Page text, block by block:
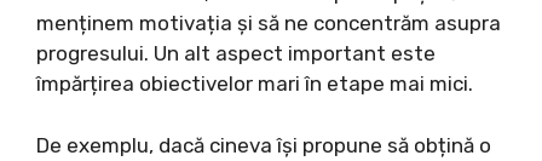
menținem motivația și să ne concentrăm asupra
progresului. Un alt aspect important este
împărțirea obiectivelor mari în etape mai mici.
De exemplu, dacă cineva își propune să obțină o